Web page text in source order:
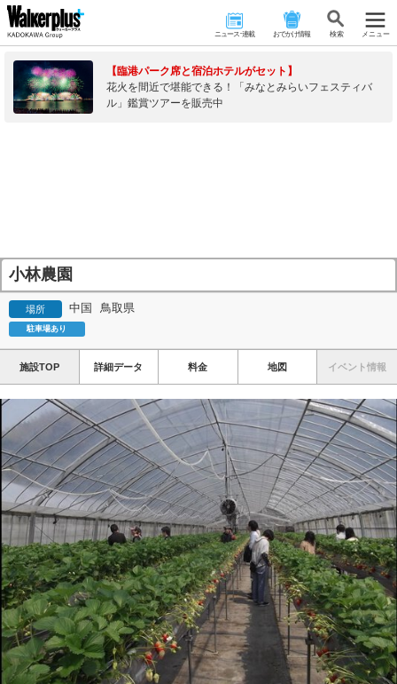
ニュース･連載 おでかけ情報 検 索 メニュー
【臨港パーク席と宿泊ホテルがセット】
花火を間近で堪能できる！「みなとみらいフェスティバ
ル」鑑賞ツアーを販売中
小林農園
場所 中国 鳥取県
駐車場あり
施設TOP 詳細データ 料金 地図 イベント情報